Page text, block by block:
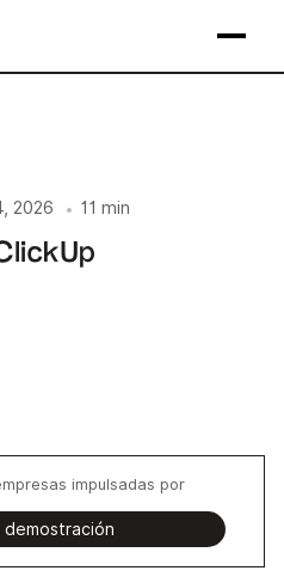
2026 • 11 min
impulsadas por
demostración